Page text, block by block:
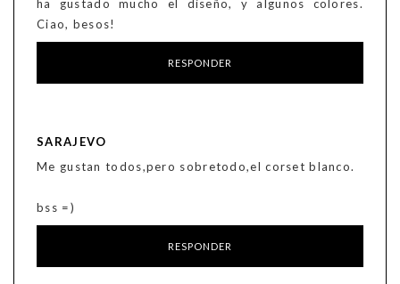
ha gustado mucho el diseño, y algunos colores.
Ciao, besos!
RESPONDER
SARAJEVO
Me gustan todos,pero sobretodo,el corset blanco.
bss =)
RESPONDER